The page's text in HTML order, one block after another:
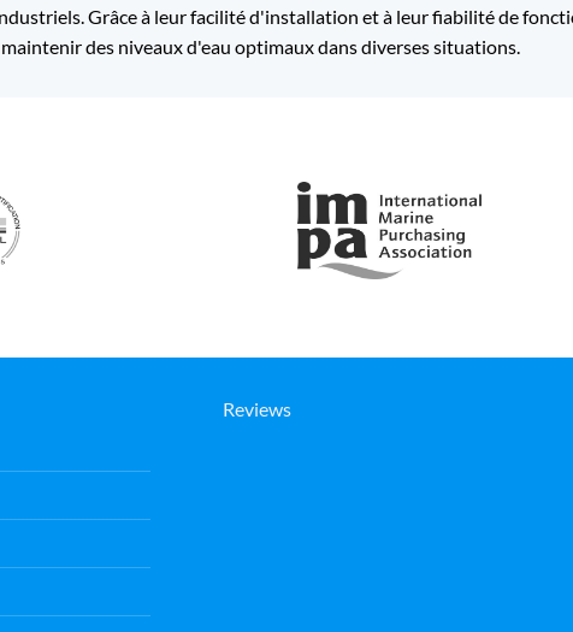
Grâce à leur facilité d'installation et à leur fiabilité de
des niveaux d'eau optimaux dans diverses situations.
Reviews